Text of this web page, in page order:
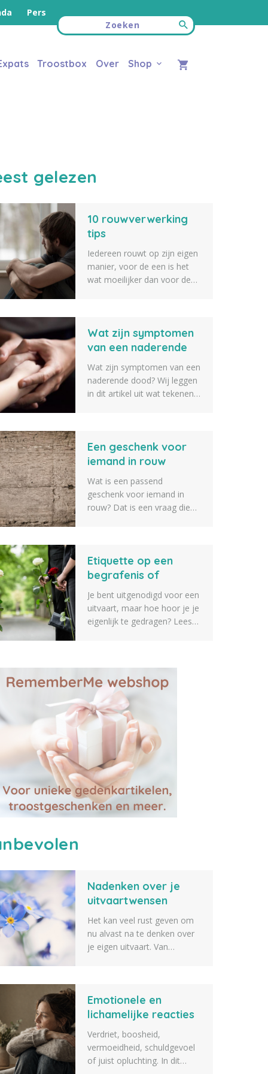
Pers
Troostbox Over Shop
gelezen
10 rouwverwerking
tips
Iedereen rouwt op zijn eigen
manier, voor de een is het
wat moeilijker dan voor de
helpen. Wij hebben daarom
een lijst opgesteld met 10
hierbij te helpen.
Wat zijn symptomen
van een naderende
dood?
Wat zijn symptomen van een
naderende dood? Wij leggen
in dit artikel uit wat tekenen
naaste iets beter wat er gaat
gebeuren als iemand op
Een geschenk voor
iemand in rouw
Wat is een passend
geschenk voor iemand in
rouw? Dat is een vraag die
geschenken die je kunt
geven aan iemand die een
weten dat er iets tussen zit
wat je geschikt vindt.
Etiquette op een
begrafenis of
crematie
Je bent uitgenodigd voor een
uitvaart, maar hoe hoor je je
eigenlijk te gedragen? Lees
Nadenken over je
uitvaartwensen
Het kan veel rust geven om
nu alvast na te denken over
je eigen uitvaart. Van
bij aan een afscheid dat echt
bij jou past. Lees meer.
Emotionele en
lichamelijke reacties
na het overlijden van
een dierbare
Verdriet, boosheid,
vermoeidheid, schuldgevoel
of juist opluchting. In dit